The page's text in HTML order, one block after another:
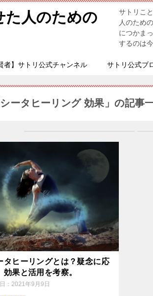
た人のための
サトリこ
人のため
につかま
するのは今
者】サトリ公式チャンネル サトリ公式ブ
シータヒーリング 効果」の記事
タヒーリングとは？疑念に応
効果と活用を考察。
： 2021年9月9日